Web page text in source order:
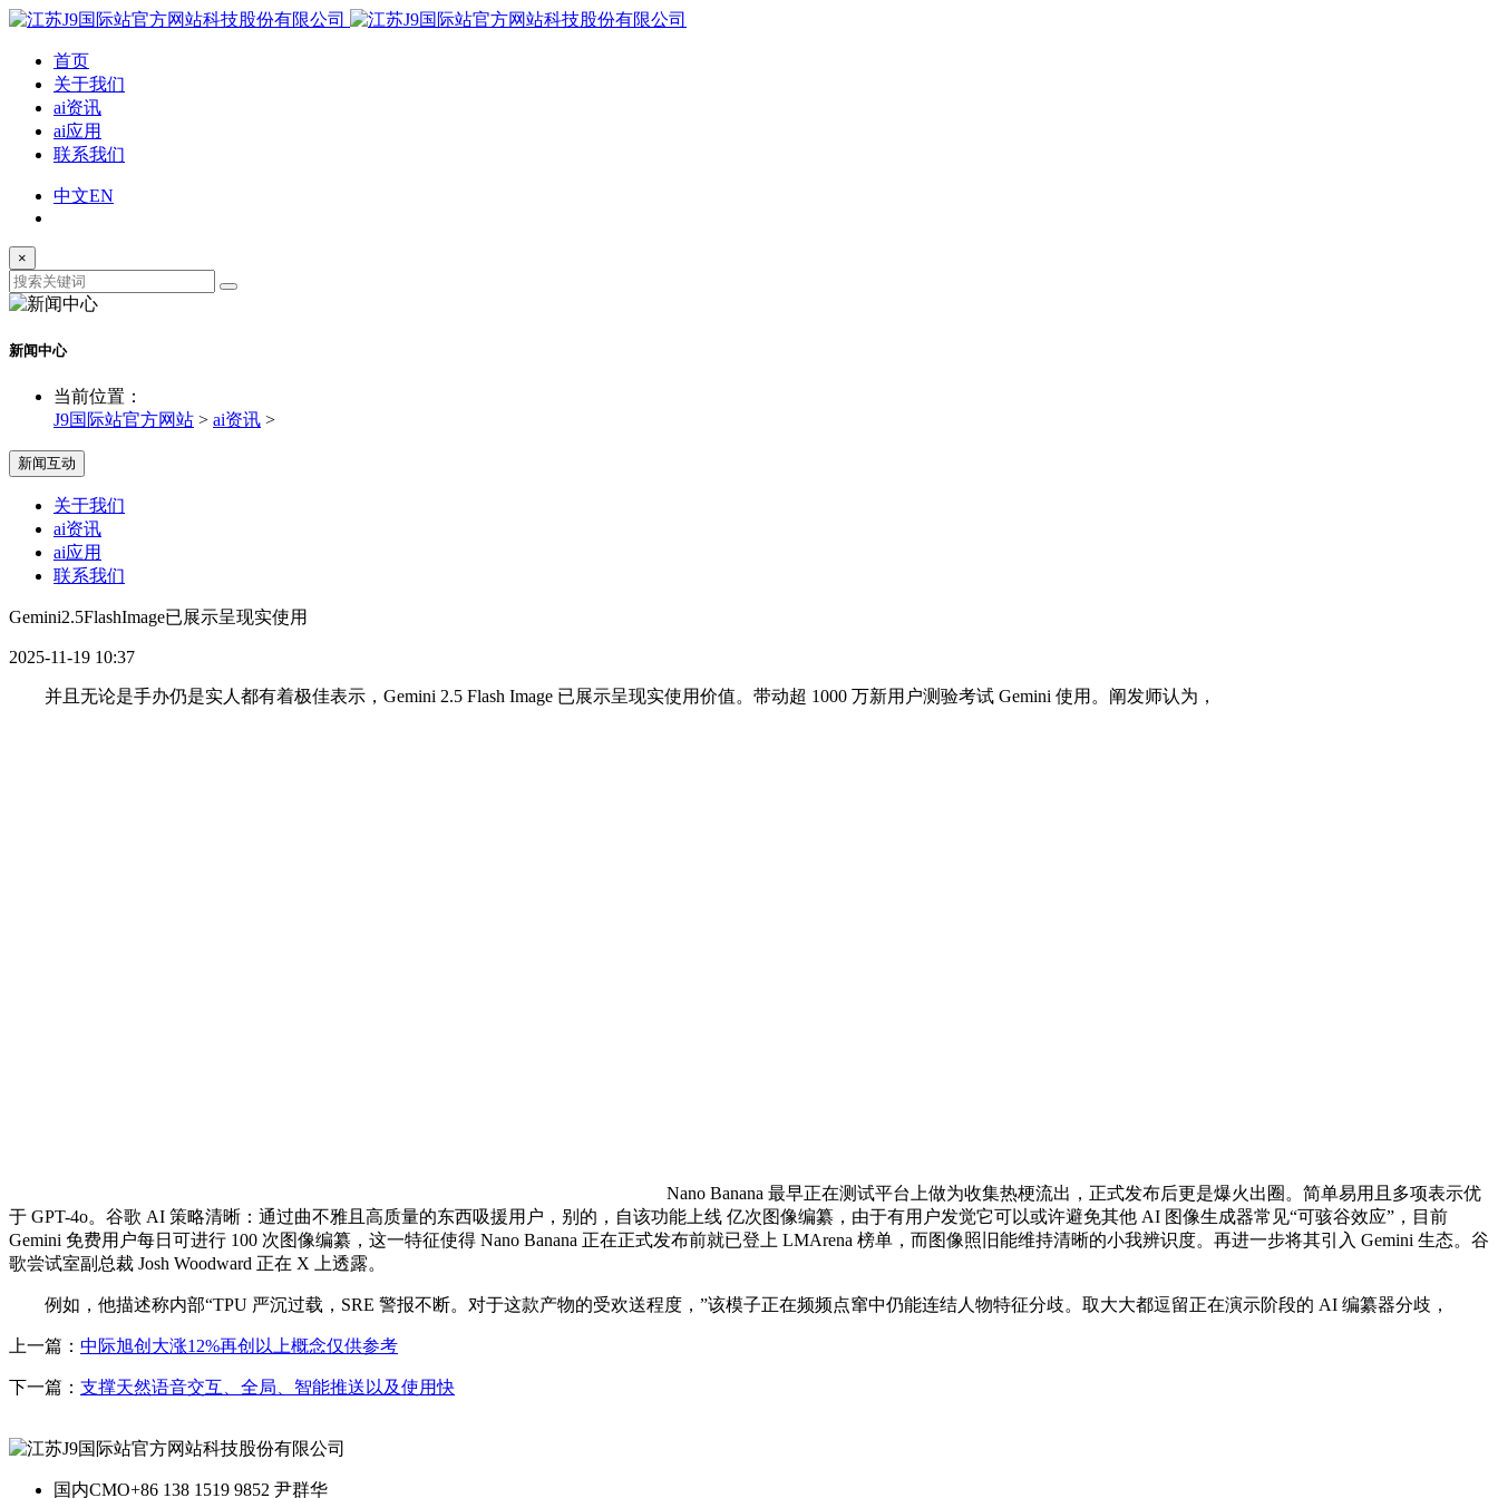
首页
关于我们
ai资讯
ai应用
联系我们
中文EN
×
新闻中心
当前位置：
J9国际站官方网站 > ai资讯 >
新闻互动
关于我们
ai资讯
ai应用
联系我们
Gemini2.5FlashImage已展示呈现实使用
2025-11-19 10:37
并且无论是手办仍是实人都有着极佳表示，Gemini 2.5 Flash Image 已展示呈现实使用价值。带动超 1000 万新用户测验考试 Gemini 使用。阐发师认为，
Nano Banana 最早正在测试平台上做为收集热梗流出，正式发布后更是爆火出圈。简单易用且多项表示优
于 GPT-4o。谷歌 AI 策略清晰：通过曲不雅且高质量的东西吸援用户，别的，自该功能上线 亿次图像编纂，由于有用户发觉它可以或许避免其他 AI 图像生成器常见“可骇谷效应”，目前
Gemini 免费用户每日可进行 100 次图像编纂，这一特征使得 Nano Banana 正在正式发布前就已登上 LMArena 榜单，而图像照旧能维持清晰的小我辨识度。再进一步将其引入 Gemini 生态。谷
歌尝试室副总裁 Josh Woodward 正在 X 上透露。
例如，他描述称内部“TPU 严沉过载，SRE 警报不断。对于这款产物的受欢送程度，”该模子正在频频点窜中仍能连结人物特征分歧。取大大都逗留正在演示阶段的 AI 编纂器分歧，
上一篇： 中际旭创大涨12%再创以上概念仅供参考
下一篇： 支撑天然语音交互、全局、智能推送以及使用快
国内CMO+86 138 1519 9852 尹群华